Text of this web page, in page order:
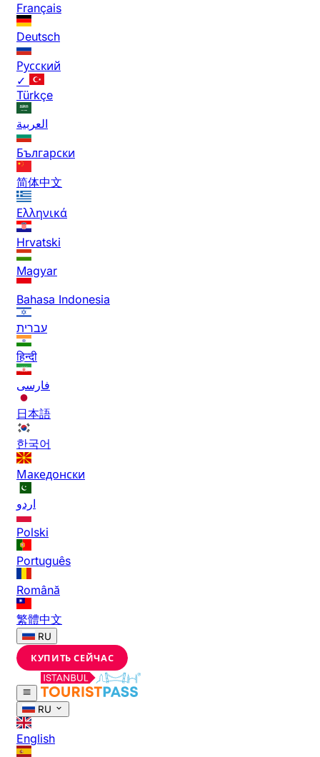
Français
Deutsch
Русский
✓
Türkçe
العربية
Български
简体中文
Ελληνικά
Hrvatski
Magyar
Bahasa Indonesia
עברית
हिन्दी
فارسی
日本語
한국어
Македонски
اردو
Polski
Português
Română
繁體中文
RU
КУПИТЬ СЕЙЧАС
RU
English